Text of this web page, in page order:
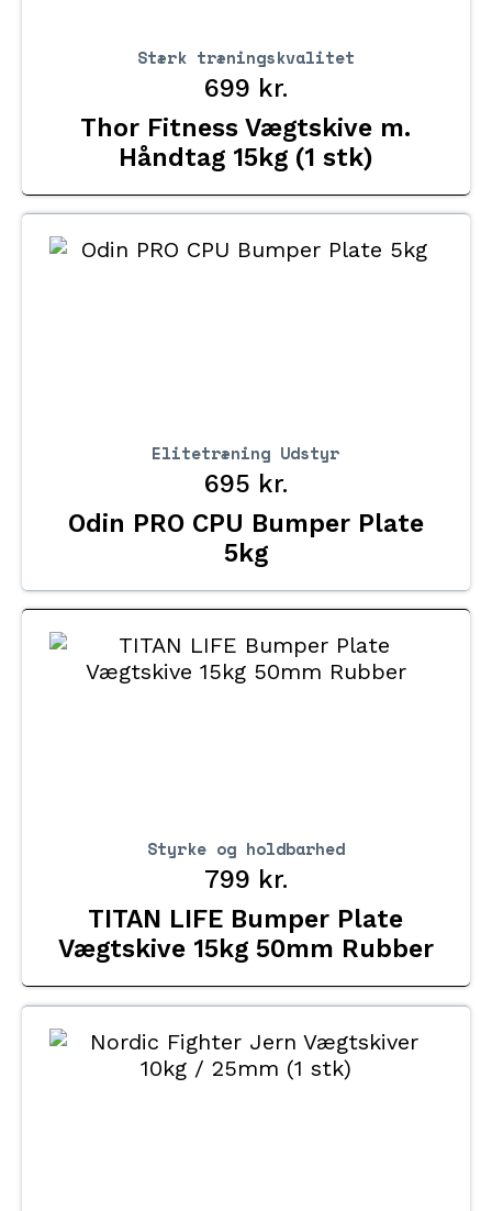
Stærk træningskvalitet
Thor Fitness Vægtskive m.
Håndtag 15kg (1 stk)
699 kr.
Elitetræning Udstyr
Odin PRO CPU Bumper Plate
5kg
695 kr.
Styrke og holdbarhed
TITAN LIFE Bumper Plate
Vægtskive 15kg 50mm Rubber
799 kr.